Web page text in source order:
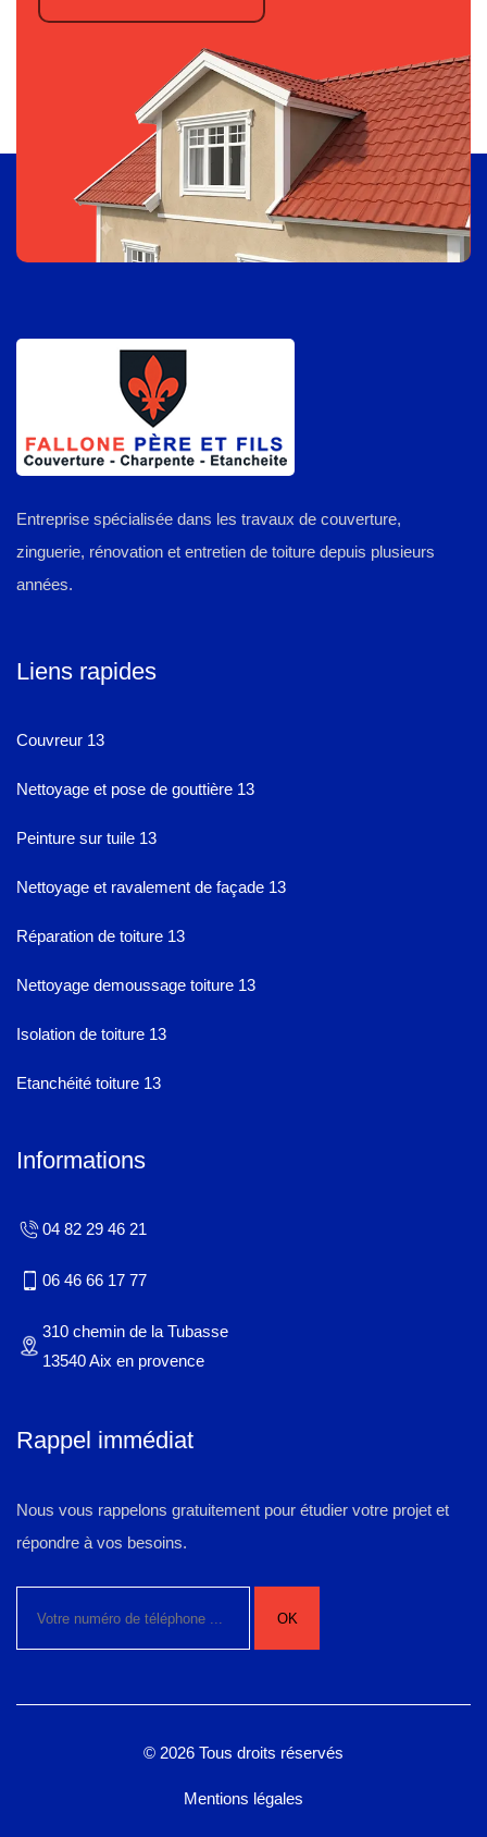
Entreprise spécialisée dans les travaux de couverture,
zinguerie, rénovation et entretien de toiture depuis plusieurs
années.
Liens rapides
Couvreur 13
Nettoyage et pose de gouttière 13
Peinture sur tuile 13
Nettoyage et ravalement de façade 13
Réparation de toiture 13
Nettoyage demoussage toiture 13
Isolation de toiture 13
Etanchéité toiture 13
Informations
04 82 29 46 21
06 46 66 17 77
310 chemin de la Tubasse
13540 Aix en provence
Rappel immédiat
Nous vous rappelons gratuitement pour étudier votre projet et
répondre à vos besoins.
© 2026 Tous droits réservés
Mentions légales